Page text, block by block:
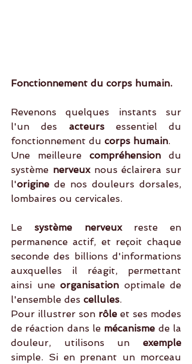
Fonctionnement du corps humain.
Revenons quelques instants sur
l'un des acteurs essentiel du
fonctionnement du corps humain.
Une meilleure compréhension du
système nerveux nous éclairera sur
l'origine de nos douleurs dorsales,
lombaires ou cervicales.
Le système nerveux reste en
permanence actif, et reçoit chaque
seconde des billions d'informations
auxquelles il réagit, permettant
ainsi une organisation optimale de
l'ensemble des cellules.
Pour illustrer son rôle et ses modes
de réaction dans le mécanisme de la
douleur, utilisons un
simple. Si en prenant un morceau